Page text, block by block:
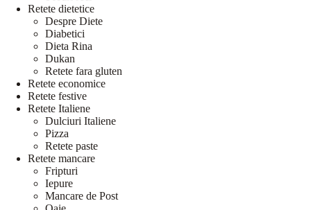
Retete dietetice
Despre Diete
Diabetici
Dieta Rina
Dukan
Retete fara gluten
Retete economice
Retete festive
Retete Italiene
Dulciuri Italiene
Pizza
Retete paste
Retete mancare
Fripturi
Iepure
Mancare de Post